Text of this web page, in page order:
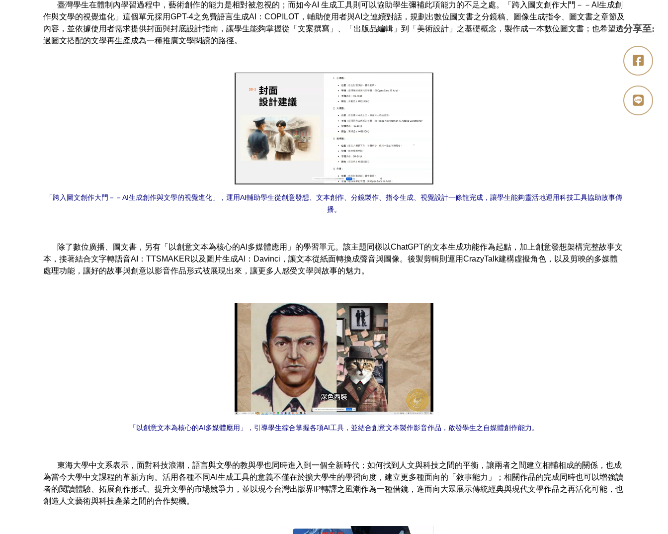
臺灣學生在體制內學習過程中，藝術創作的能力是相對被忽視的；而如今AI 生成工具則可以協助學生彌補此項能力的不足之處。「跨入圖文創作大門－－AI生成創
作與文學的視覺進化」這個單元採用GPT-4之免費語言生成AI：COPILOT，輔助使用者與AI之連續對話，規劃出數位圖文書之分鏡稿、圖像生成指令、圖文書之章節及
內容，並依據使用者需求提供封面與封底設計指南，讓學生能夠掌握從「文案撰寫」、「出版品編輯」到「美術設計」之基礎概念，製作成一本數位圖文書；也希望透
過圖文搭配的文學再生產成為一種推廣文學閱讀的路徑。
「跨入圖文創作大門－－AI生成創作與文學的視覺進化」，運用AI輔助學生從創意發想、文本創作、分鏡製作、指令生成、視覺設計一條龍完成，讓學生能夠靈活地運用科技工具協助故事傳
播。
除了數位廣播、圖文書，另有「以創意文本為核心的AI多媒體應用」的學習單元。該主題同樣以ChatGPT的文本生成功能作為起點，加上創意發想架構完整故事文
本，接著結合文字轉語音AI：TTSMAKER以及圖片生成AI：Davinci，讓文本從紙面轉換成聲音與圖像。後製剪輯則運用CrazyTalk建構虛擬角色，以及剪映的多媒體
處理功能，讓好的故事與創意以影音作品形式被展現出來，讓更多人感受文學與故事的魅力。
「以創意文本為核心的AI多媒體應用」，引導學生綜合掌握各項AI工具，並結合創意文本製作影音作品，啟發學生之自媒體創作能力。
東海大學中文系表示，面對科技浪潮，語言與文學的教與學也同時進入到一個全新時代；如何找到人文與科技之間的平衡，讓兩者之間建立相輔相成的關係，也成
為當今大學中文課程的革新方向。活用各種不同AI生成工具的意義不僅在於擴大學生的學習向度，建立更多種面向的「敘事能力」；相關作品的完成同時也可以增強讀
者的閱讀體驗、拓展創作形式、提升文學的市場競爭力，並以現今台灣出版界IP轉譯之風潮作為一種借鏡，進而向大眾展示傳統經典與現代文學作品之再活化可能，也
創造人文藝術與科技產業之間的合作契機。
分享至: